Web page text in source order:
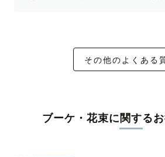
その他のよくある
ブーケ・花束に関する